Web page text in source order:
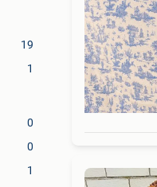
19
1
0
0
1